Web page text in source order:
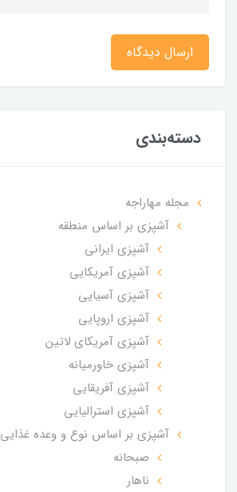
ارسال دیدگاه
دسته‌بندی
مجله مهاراجه
آشپزی بر اساس منطقه
آشپزی ایرانی
آشپزی آمریکایی
آشپزی آسیایی
آشپزی اروپایی
آشپزی آمریکای لاتین
آشپزی خاورمیانه
آشپزی آفریقایی
آشپزی استرالیایی
آشپزی بر اساس نوع و وعده غذایی
صبحانه
ناهار